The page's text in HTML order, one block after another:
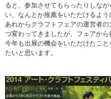
ると、参加させてもらったりしな
い、なんとか推薦をいただけるよう
あれからクラフトフェアの運営者
つ変わってきましたが、フェアから
今年も出展の機会をいただけたこ
たいと思います。